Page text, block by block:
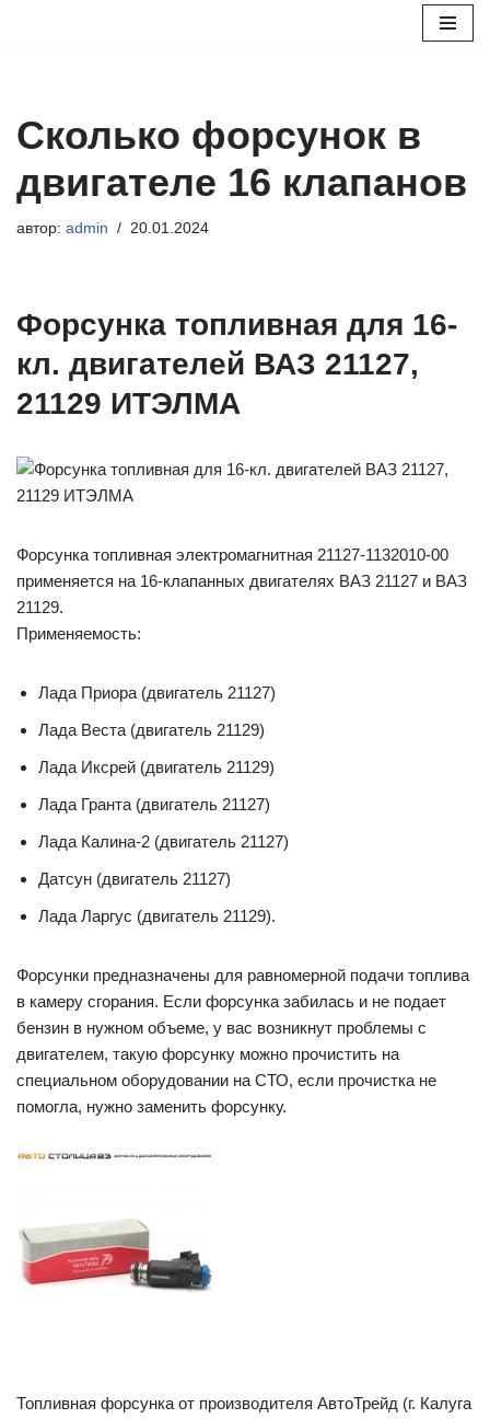
Сколько форсунок в
двигателе 16 клапанов
автор: admin 20.01.2024
Форсунка топливная для 16-
кл. двигателей ВАЗ 21127,
21129 ИТЭЛМА
Форсунка топливная электромагнитная 21127-1132010-00
применяется на 16-клапанных двигателях ВАЗ 21127 и ВАЗ
21129.
Применяемость:
Лада Приора (двигатель 21127)
Лада Веста (двигатель 21129)
Лада Иксрей (двигатель 21129)
Лада Гранта (двигатель 21127)
Лада Калина-2 (двигатель 21127)
Датсун (двигатель 21127)
Лада Ларгус (двигатель 21129).
Форсунки предназначены для равномерной подачи топлива
в камеру сгорания. Если форсунка забилась и не подает
бензин в нужном объеме, у вас возникнут проблемы с
двигателем, такую форсунку можно прочистить на
специальном оборудовании на СТО, если прочистка не
помогла, нужно заменить форсунку.
Топливная форсунка от производителя АвтоТрейд (г. Калуга